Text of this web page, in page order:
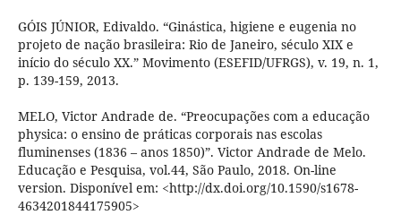
GÓIS JÚNIOR, Edivaldo. “Ginástica, higiene e eugenia no
projeto de nação brasileira: Rio de Janeiro, século XIX e
início do século XX.” Movimento (ESEFID/UFRGS), v. 19, n. 1,
p. 139-159, 2013.
MELO, Victor Andrade de. “Preocupações com a educação
physica: o ensino de práticas corporais nas escolas
fluminenses (1836 – anos 1850)”. Victor Andrade de Melo.
Educação e Pesquisa, vol.44, São Paulo, 2018. On-line
version. Disponível em: <http://dx.doi.org/10.1590/s1678-
4634201844175905>